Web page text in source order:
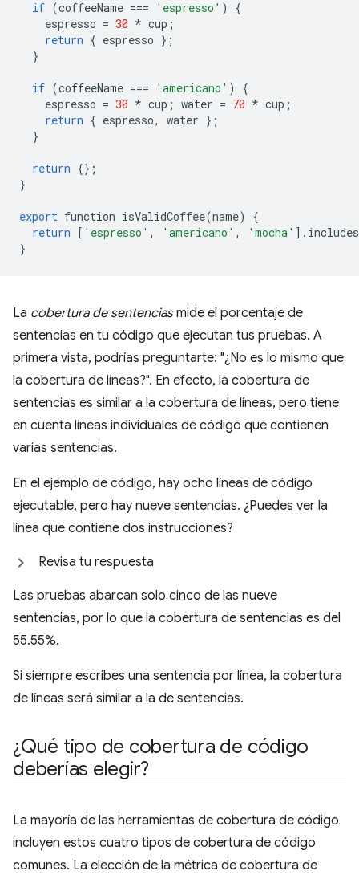
if (coffeeName === 'espresso' )
{
espresso = 30 * cup ;
return { espresso };
}
if (coffeeName === 'americano' )
{
espresso = 30 * cup ; water = 70 * cup ;
return { espresso, water };
}
return {};
}
export function isValidCoffee(name)
{
return [ 'espresso' , 'americano' , 'mocha' ] . includes
}
La cobertura de sentenciasmide el porcentaje de
sentencias en tu código que ejecutan tus pruebas. A
primera vista, podrías preguntarte: "¿No es lo mismo que
la cobertura de líneas?". En efecto, la cobertura de
sentencias es similar a la cobertura de líneas, pero tiene
en cuenta líneas individuales de código que contienen
varias sentencias.
En el ejemplo de código, hay ocho líneas de código
ejecutable, pero hay nueve sentencias. ¿Puedes ver la
línea que contiene dos instrucciones?
Revisa tu respuesta
Las pruebas abarcan solo cinco de las nueve
sentencias, por lo que la cobertura de sentencias es del
55.55%.
Si siempre escribes una sentencia por línea, la cobertura
de líneas será similar a la de sentencias.
¿Qué tipo de cobertura de código
deberías elegir?
La mayoría de las herramientas de cobertura de código
incluyen estos cuatro tipos de cobertura de código
comunes. La elección de la métrica de cobertura de